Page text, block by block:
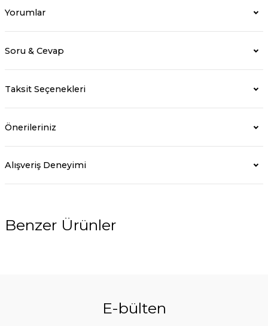
Yorumlar
Soru & Cevap
Taksit Seçenekleri
Önerileriniz
Alışveriş Deneyimi
Benzer Ürünler
E-bülten